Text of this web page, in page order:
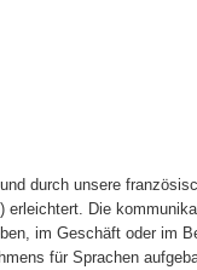
durch unsere
erleichtert. Die
im Geschäft oder im
für Sprachen